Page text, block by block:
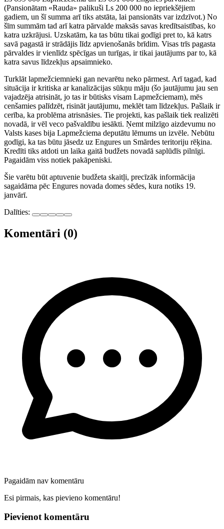
(Pansionātam «Rauda» palikuši Ls 200 000 no iepriekšējiem
gadiem, un šī summa arī tiks atstāta, lai pansionāts var izdzīvot.) No
šīm summām tad arī katra pārvalde maksās savas kredītsaistības, ko
katra uzkrājusi. Uzskatām, ka tas būtu tikai godīgi pret to, kā katrs
savā pagastā ir strādājis līdz apvienošanās brīdim. Visas trīs pagasta
pārvaldes ir vienlīdz spēcīgas un turīgas, ir tikai jautājums par to, kā
katra savus līdzekļus apsaimnieko.
Turklāt lapmežciemnieki gan nevarētu neko pārmest. Arī tagad, kad
situācija ir kritiska ar kanalizācijas sūkņu māju (šo jautājumu jau sen
vajadzēja atrisināt, jo tas ir būtisks visam Lapmežciemam), mēs
cenšamies palīdzēt, risināt jautājumu, meklēt tam līdzekļus. Pašlaik ir
cerība, ka problēma atrisnāsies. Tie projekti, kas pašlaik tiek realizēti
novadā, ir vēl veco pašvaldību iesākti. Ņemt milzīgo aizdevumu no
Valsts kases bija Lapmežciema deputātu lēmums un izvēle. Nebūtu
godīgi, ka tas būtu jāsedz uz Engures un Smārdes teritoriju rēķina.
Kredīti tiks atdoti un laika gaitā budžets novadā saplūdīs pilnīgi.
Pagaidām viss notiek pakāpeniski.
Šie varētu būt aptuvenie budžeta skaitļi, precīzāk informācija
sagaidāma pēc Engures novada domes sēdes, kura notiks 19.
janvārī.
Dalīties:
Komentāri (0)
Pagaidām nav komentāru
Esi pirmais, kas pievieno komentāru!
Pievienot komentāru